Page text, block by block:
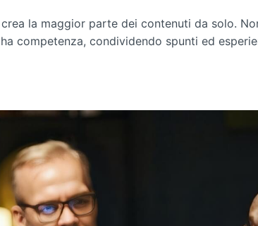
la maggior parte dei contenuti da solo.
competenza, condividendo spunti ed